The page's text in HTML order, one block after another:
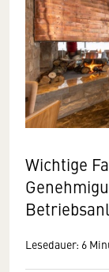
Wichtige
Lesedauer: 6